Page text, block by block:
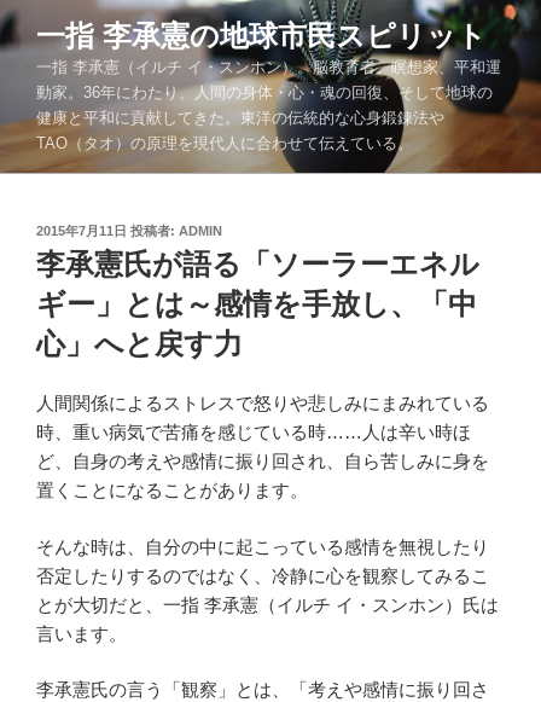
コ
ン
ツ
一指 李承憲の地球市民スピリット
一指 李承憲（イルチ イ・スンホン）。脳教育者、瞑想家、平和運
動家。36年にわたり、人間の身体・心・魂の回復、そして地球の
健康と平和に貢献してきた。東洋の伝統的な心身鍛錬法や
TAO（タオ）の原理を現代人に合わせて伝えている。
投
稿
日:
2015年7月11日 投稿者: ADMIN
李承憲氏が語る「ソーラーエネル
ギー」とは～感情を手放し、「中
心」へと戻す力
人間関係によるストレスで怒りや悲しみにまみれている
時、重い病気で苦痛を感じている時……人は辛い時ほ
ど、自身の考えや感情に振り回され、自ら苦しみに身を
置くことになることがあります。
そんな時は、自分の中に起こっている感情を無視したり
否定したりするのではなく、冷静に心を観察してみるこ
とが大切だと、一指 李承憲（イルチ イ・スンホン）氏は
言います。
李承憲氏の言う「観察」とは、「考えや感情に振り回さ